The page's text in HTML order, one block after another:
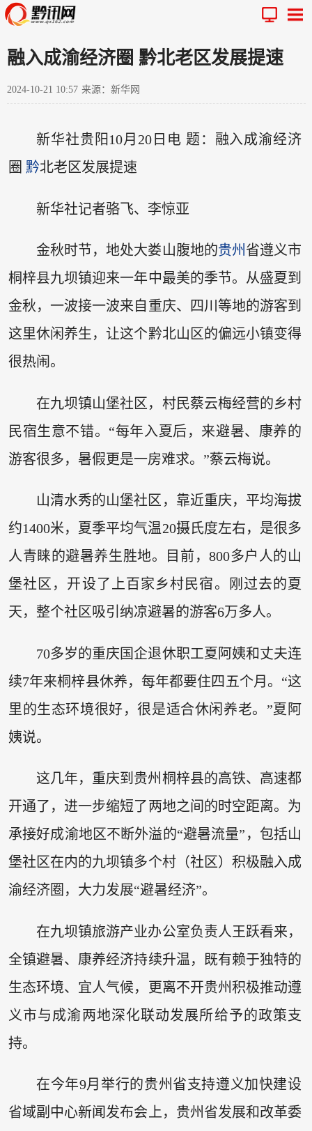
融入成渝经济圈 黔北老区发展提速
2024-10-21 10:57 来源：新华网
新华社贵阳10月20日电 题：融入成渝经济
圈 黔北老区发展提速
新华社记者骆飞、李惊亚
金秋时节，地处大娄山腹地的贵州 省遵义市
桐梓县九坝镇迎来一年中最美的季节。从盛夏到
金秋，一波接一波来自重庆、四川等地的游客到
这里休闲养生，让这个黔北山区的偏远小镇变得
很热闹。
在九坝镇山堡社区，村民蔡云梅经营的乡村
民宿生意不错。“每年入夏后，来避暑、康养的
游客很多，暑假更是一房难求。”蔡云梅说。
山清水秀的山堡社区，靠近重庆，平均海拔
约1400米，夏季平均气温20摄氏度左右，是很多
人青睐的避暑养生胜地。目前，800多户人的山
堡社区，开设了上百家乡村民宿。刚过去的夏
天，整个社区吸引纳凉避暑的游客6万多人。
70多岁的重庆国企退休职工夏阿姨和丈夫连
续7年来桐梓县休养，每年都要住四五个月。“这
里的生态环境很好，很是适合休闲养老。”夏阿
姨说。
这几年，重庆到贵州桐梓县的高铁、高速都
开通了，进一步缩短了两地之间的时空距离。为
承接好成渝地区不断外溢的“避暑流量”，包括山
堡社区在内的九坝镇多个村（社区）积极融入成
渝经济圈，大力发展“避暑经济”。
在九坝镇旅游产业办公室负责人王跃看来，
全镇避暑、康养经济持续升温，既有赖于独特的
生态环境、宜人气候，更离不开贵州积极推动遵
义市与成渝两地深化联动发展所给予的政策支
持。
在今年9月举行的贵州省支持遵义加快建设
省域副中心新闻发布会上，贵州省发展和改革委